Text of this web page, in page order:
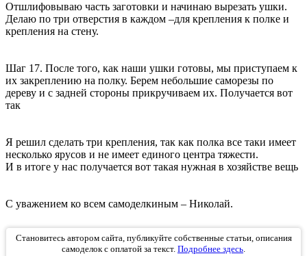
Отшлифовываю часть заготовки и начинаю вырезать ушки.
Делаю по три отверстия в каждом –для крепления к полке и
крепления на стену.
Шаг 17. После того, как наши ушки готовы, мы приступаем к
их закреплению на полку. Берем небольшие саморезы по
дереву и с задней стороны прикручиваем их. Получается вот
так
Я решил сделать три крепления, так как полка все таки имеет
несколько ярусов и не имеет единого центра тяжести.
И в итоге у нас получается вот такая нужная в хозяйстве вещь
С уважением ко всем самоделкиным – Николай.
Становитесь автором сайта, публикуйте собственные статьи, описания
самоделок с оплатой за текст. Подробнее здесь.